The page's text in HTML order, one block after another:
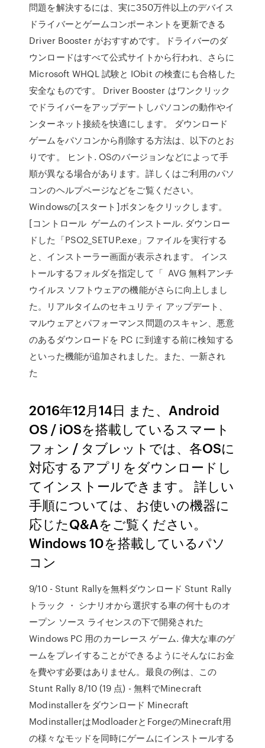
問題を解決するには、実に350万件以上のデバイス
ドライバーとゲームコンポーネントを更新できる
Driver Booster がおすすめです。ドライバーのダ
ウンロードはすべて公式サイトから行われ、さらに
Microsoft WHQL 試験と IObit の検査にも合格した
安全なものです。 Driver Booster はワンクリック
でドライバーをアップデートしパソコンの動作やイ
ンターネット接続を快適にします。 ダウンロード
ゲームをパソコンから削除する方法は、以下のとお
りです。 ヒント. OSのバージョンなどによって手
順が異なる場合があります。詳しくはご利用のパソ
コンのヘルプページなどをご覧ください。
Windowsの[スタート]ボタンをクリックします。
[コントロール ゲームのインストール. ダウンロー
ドした「PSO2_SETUP.exe」ファイルを実行する
と、インストーラー画面が表示されます。 インス
トールするフォルダを指定して「 AVG 無料アンチ
ウイルス ソフトウェアの機能がさらに向上しまし
た。リアルタイムのセキュリティ アップデート、
マルウェアとパフォーマンス問題のスキャン、悪意
のあるダウンロードを PC に到達する前に検知する
といった機能が追加されました。また、一新され
た
2016年12月14日 また、Android
OS / iOSを搭載しているスマート
フォン / タブレットでは、各OSに
対応するアプリをダウンロードし
てインストールできます。 詳しい
手順については、お使いの機器に
応じたQ&Aをご覧ください。
Windows 10を搭載しているパソ
コン
9/10 - Stunt Rallyを無料ダウンロード Stunt Rally
トラック ・ シナリオから選択する車の何十ものオ
ープン ソース ライセンスの下で開発された
Windows PC 用のカーレース ゲーム. 偉大な車のゲ
ームをプレイすることができるようにそんなにお金
を費やす必要はありません。最良の例は、この
Stunt Rally 8/10 (19 点) - 無料でMinecraft
Modinstallerをダウンロード Minecraft
ModinstallerはModloaderとForgeのMinecraft用
の様々なモッドを同時にゲームにインストールする